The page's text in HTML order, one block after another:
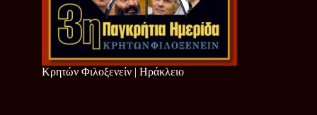
Κρητών Φιλοξενείν | Ηράκλειο